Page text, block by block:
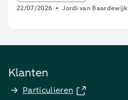
22/07/2026 Jordi van Baardewijk
Klanten
Particulieren